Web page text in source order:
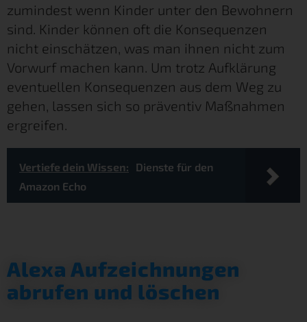
zumindest wenn Kinder unter den Bewohnern
sind. Kinder können oft die Konsequenzen
nicht einschätzen, was man ihnen nicht zum
Vorwurf machen kann. Um trotz Aufklärung
eventuellen Konsequenzen aus dem Weg zu
gehen, lassen sich so präventiv Maßnahmen
ergreifen.
Vertiefe dein Wissen:
Dienste für den
Amazon Echo
Alexa Aufzeichnungen
abrufen und löschen